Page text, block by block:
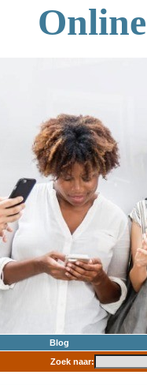
Online
Blog
Zoek naar: